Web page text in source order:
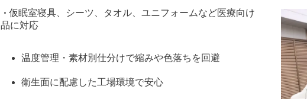
・ 仮眠室寝具、シーツ、タオル、ユニフォームなど医療向け
品に対応
温度管理・素材別仕分けで縮みや色落ちを回避
衛生面に配慮した工場環境で安心